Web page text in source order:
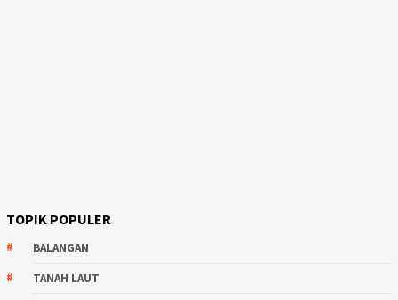
TOPIK POPULER
BALANGAN
TANAH LAUT